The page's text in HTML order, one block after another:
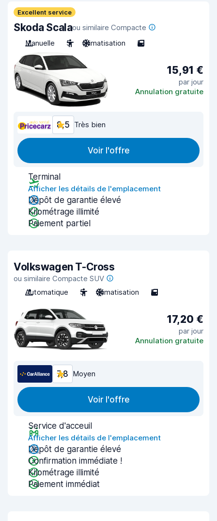
Excellent service
Skoda Scalaou similaire Compacte
Manuelle
5 Climatisation 5
15,91 €
par jour
Annulation gratuite
8,5 Très bien
Voir l'offre
Terminal
Afficher les détails de l'emplacement
Dépôt de garantie élevé
Kilométrage illimité
Paiement partiel
Volkswagen T-Cross
ou similaire Compacte SUV
Automatique
5 Climatisation 5
17,20 €
par jour
Annulation gratuite
7,8 Moyen
Voir l'offre
Service d'acceuil
Afficher les détails de l'emplacement
Dépôt de garantie élevé
Confirmation immédiate !
Kilométrage illimité
Paiement immédiat